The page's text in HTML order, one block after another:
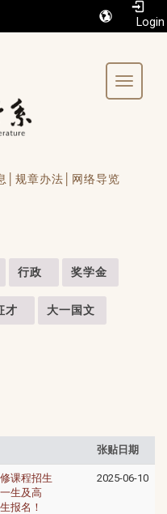
Toggle
│ 规章办法│ 网络导览
行政 奖学金
才 大一国文
张贴日期
课程招生
生及高
报名！
2025-06-10